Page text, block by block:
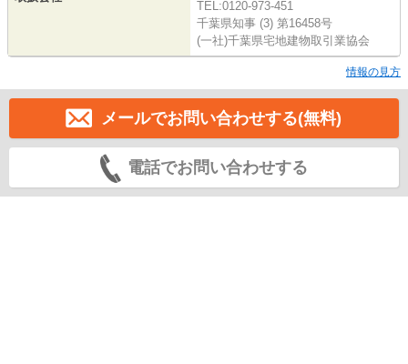
TEL:0120-973-451
千葉県知事 (3) 第16458号
(一社)千葉県宅地建物取引業協会
情報の見方
メールでお問い合わせする(無料)
電話でお問い合わせする